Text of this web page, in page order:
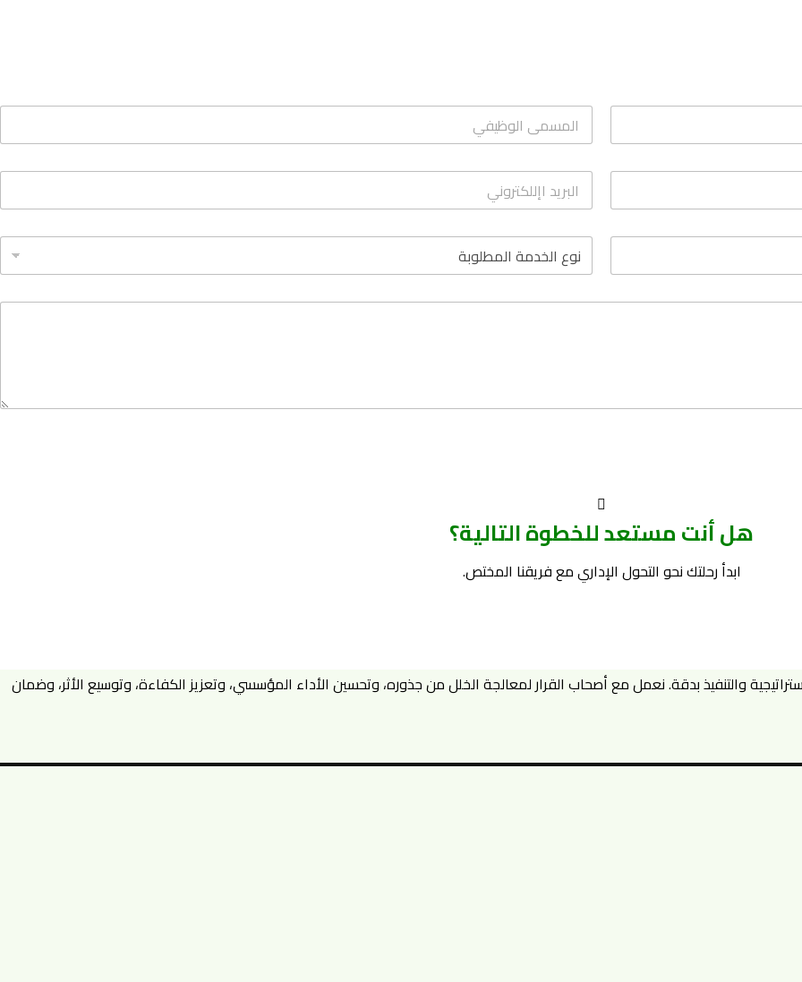
هل أنت مستعد للخطوة التالية؟
ابدأ رحلتك نحو التحول الإداري مع فريقنا المختص.
والتنفيذ بدقة. نعمل مع أصحاب القرار لمعالجة الخلل من جذوره، وتحسين الأداء المؤسسي، وتعزيز الكفاءة، وتوسيع الأثر، وضمان